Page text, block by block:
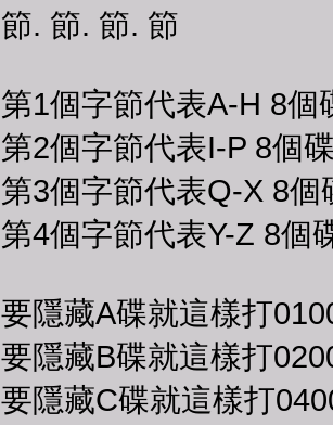
節. 節. 節. 節
第1個字節代表A-H 8個
第2個字節代表I-P 8個
第3個字節代表Q-X 8個
第4個字節代表Y-Z 8個
要隱藏A碟就這樣打
要隱藏B碟就這樣打
要隱藏C碟就這樣打